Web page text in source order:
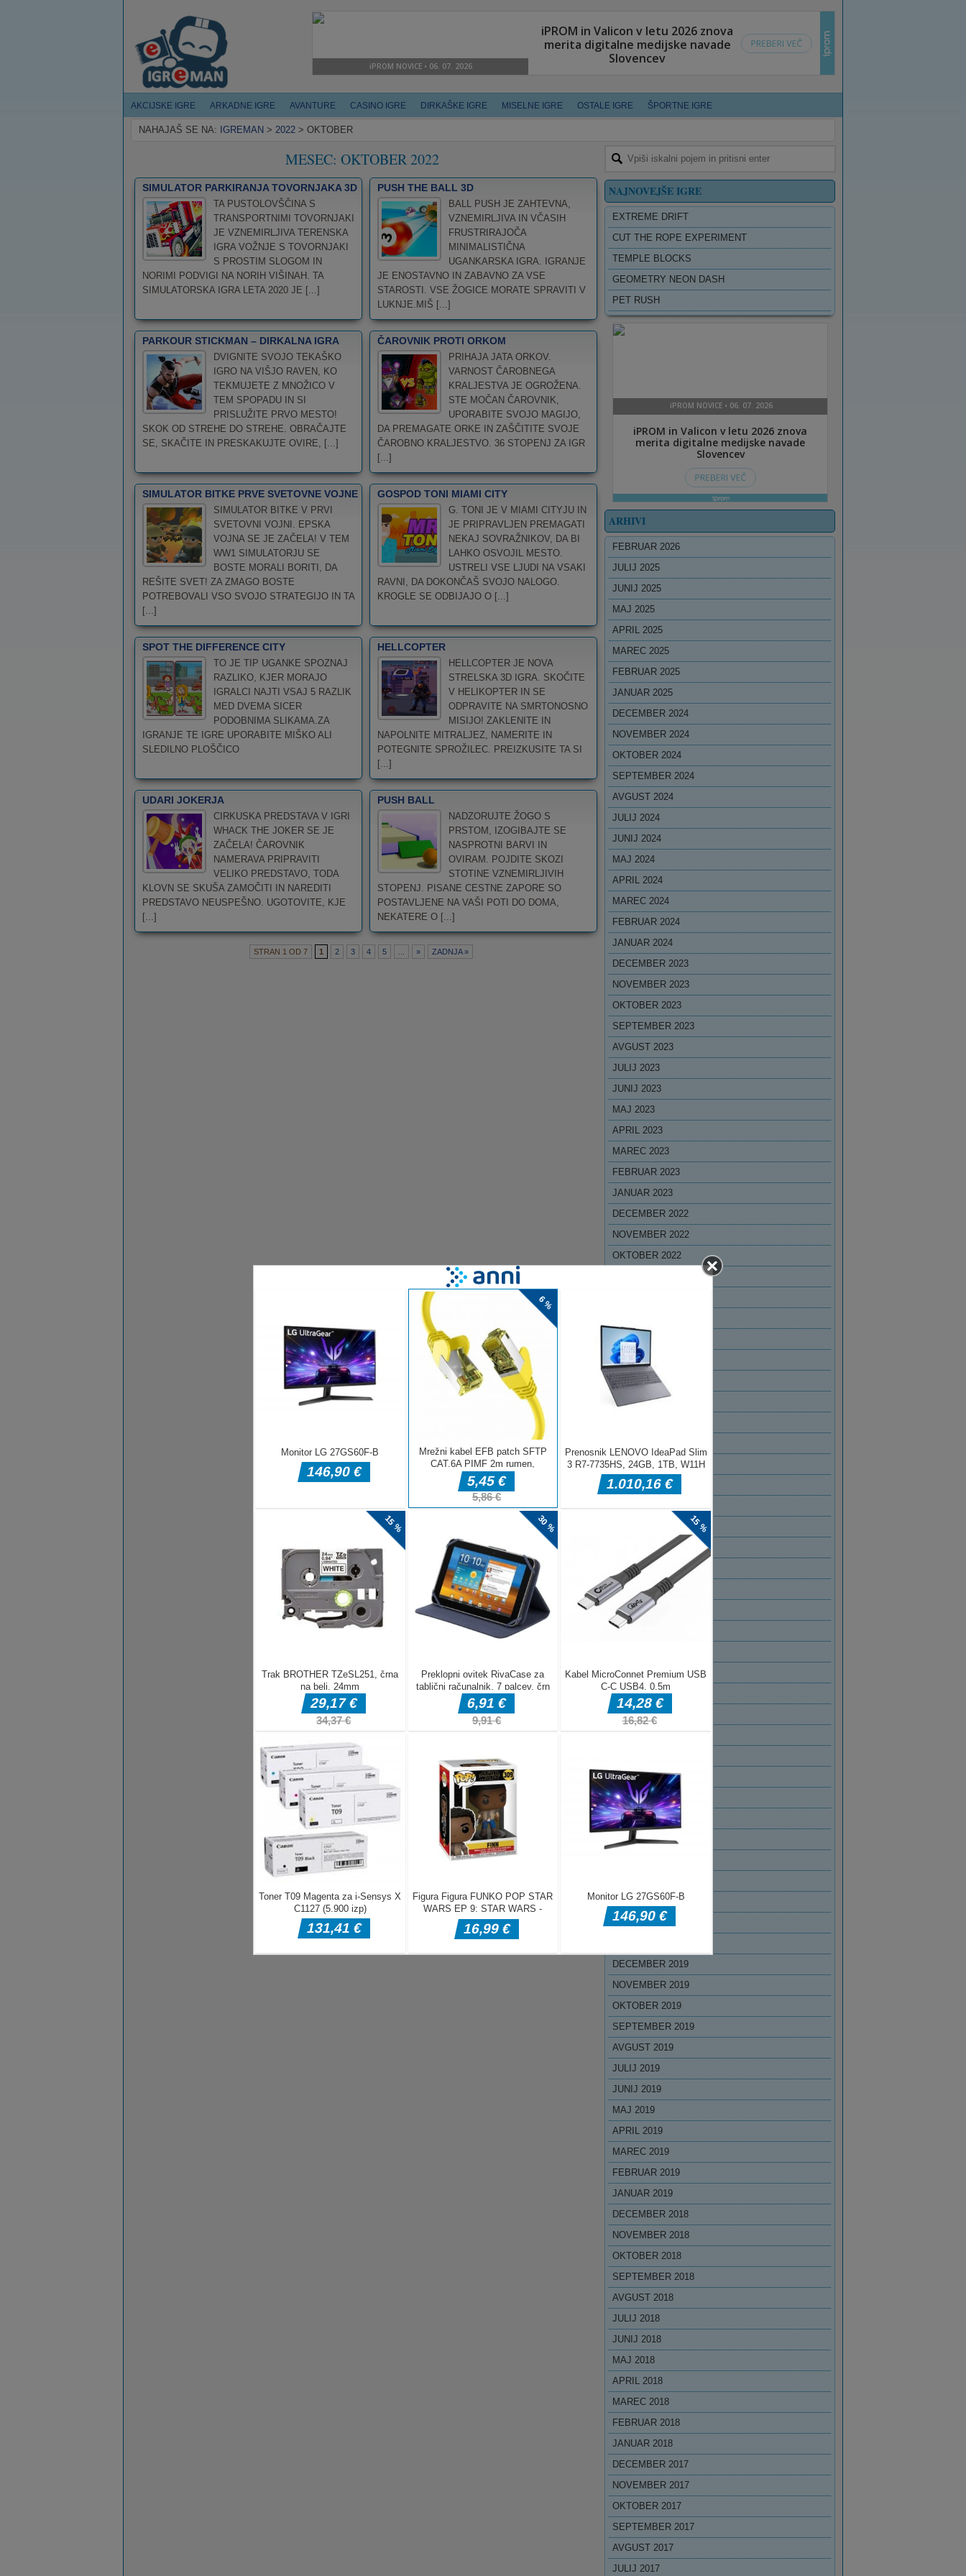
AKCIJSKE IGRE ARKADNE IGRE AVANTURE CASINO IGRE DIRKAŠKE IGRE MISELNE IGRE OSTALE IGRE ŠPORTNE IGRE
NAHAJAŠ SE NA: IGREMAN > 2022 > OKTOBER
MESEC: OKTOBER 2022
SIMULATOR PARKIRANJA TOVORNJAKA 3D
TA PUSTOLOVŠČINA S
TRANSPORTNIMI TOVORNJAKI
JE VZNEMIRLJIVA TERENSKA
IGRA VOŽNJE S TOVORNJAKI
S PROSTIM SLOGOM IN
NORIMI PODVIGI NA NORIH VIŠINAH. TA
SIMULATORSKA IGRA LETA 2020 JE [...]
PUSH THE BALL 3D
BALL PUSH JE ZAHTEVNA,
VZNEMIRLJIVA IN VČASIH
FRUSTRIRAJOČA
MINIMALISTIČNA
UGANKARSKA IGRA. IGRANJE
JE ENOSTAVNO IN ZABAVNO ZA VSE
STAROSTI. VSE ŽOGICE MORATE SPRAVITI V
LUKNJE.MIŠ [...]
PARKOUR STICKMAN – DIRKALNA IGRA
DVIGNITE SVOJO TEKAŠKO
IGRO NA VIŠJO RAVEN, KO
TEKMUJETE Z MNOŽICO V
TEM SPOPADU IN SI
PRISLUŽITE PRVO MESTO!
SKOK OD STREHE DO STREHE. OBRAČAJTE
SE, SKAČITE IN PRESKAKUJTE OVIRE, [...]
ČAROVNIK PROTI ORKOM
PRIHAJA JATA ORKOV.
VARNOST ČAROBNEGA
KRALJESTVA JE OGROŽENA.
STE MOČAN ČAROVNIK,
UPORABITE SVOJO MAGIJO,
DA PREMAGATE ORKE IN ZAŠČITITE SVOJE
ČAROBNO KRALJESTVO. 36 STOPENJ ZA IGR
[...]
SIMULATOR BITKE PRVE SVETOVNE VOJNE
SIMULATOR BITKE V PRVI
SVETOVNI VOJNI. EPSKA
VOJNA SE JE ZAČELA! V TEM
WW1 SIMULATORJU SE
BOSTE MORALI BORITI, DA
REŠITE SVET! ZA ZMAGO BOSTE
POTREBOVALI VSO SVOJO STRATEGIJO IN TA
[...]
GOSPOD TONI MIAMI CITY
G. TONI JE V MIAMI CITYJU IN
JE PRIPRAVLJEN PREMAGATI
NEKAJ SOVRAŽNIKOV, DA BI
LAHKO OSVOJIL MESTO.
USTRELI VSE LJUDI NA VSAKI
RAVNI, DA DOKONČAŠ SVOJO NALOGO.
KROGLE SE ODBIJAJO O [...]
SPOT THE DIFFERENCE CITY
TO JE TIP UGANKE SPOZNAJ
RAZLIKO, KJER MORAJO
IGRALCI NAJTI VSAJ 5 RAZLIK
MED DVEMA SICER
PODOBNIMA SLIKAMA.ZA
IGRANJE TE IGRE UPORABITE MIŠKO ALI
SLEDILNO PLOŠČICO
HELLCOPTER JE NOVA
STRELSKA 3D IGRA. SKOČITE
V HELIKOPTER IN SE
ODPRAVITE NA SMRTONOSNO
MISIJO! ZAKLENITE IN
NAPOLNITE MITRALJEZ, NAMERITE IN
POTEGNITE SPROŽILEC. PREIZKUSITE TA SI
[...]
UDARI JOKERJA
CIRKUSKA PREDSTAVA V IGRI
WHACK THE JOKER SE JE
ZAČELA! ČAROVNIK
NAMERAVA PRIPRAVITI
VELIKO PREDSTAVO, TODA
KLOVN SE SKUŠA ZAMOČITI IN NAREDITI
PREDSTAVO NEUSPEŠNO. UGOTOVITE, KJE
[...]
PUSH BALL
NADZORUJTE ŽOGO S
PRSTOM, IZOGIBAJTE SE
NASPROTNI BARVI IN
OVIRAM. POJDITE SKOZI
STOTINE VZNEMIRLJIVIH
STOPENJ. PISANE CESTNE ZAPORE SO
POSTAVLJENE NA VAŠI POTI DO DOMA,
NEKATERE O [...]
STRAN 1 OD 7 1 2 3 4 5 » ZADNJA »
NAJNOVEJŠE IGRE
EXTREME DRIFT
CUT THE ROPE EXPERIMENT
TEMPLE BLOCKS
GEOMETRY NEON DASH
PET RUSH
ARHIVI
FEBRUAR 2026
JULIJ 2025
JUNIJ 2025
MAJ 2025
APRIL 2025
MAREC 2025
FEBRUAR 2025
JANUAR 2025
DECEMBER 2024
NOVEMBER 2024
OKTOBER 2024
SEPTEMBER 2024
AVGUST 2024
JULIJ 2024
JUNIJ 2024
MAJ 2024
APRIL 2024
MAREC 2024
FEBRUAR 2024
JANUAR 2024
DECEMBER 2023
NOVEMBER 2023
OKTOBER 2023
SEPTEMBER 2023
AVGUST 2023
JULIJ 2023
JUNIJ 2023
MAJ 2023
APRIL 2023
MAREC 2023
FEBRUAR 2023
JANUAR 2023
DECEMBER 2022
NOVEMBER 2022
OKTOBER 2022
JUNIJ 2022
MAJ 2022
APRIL 2022
MAREC 2022
DECEMBER 2021
NOVEMBER 2021
OKTOBER 2021
SEPTEMBER 2021
AVGUST 2021
JULIJ 2021
JUNIJ 2021
MAJ 2021
APRIL 2021
FEBRUAR 2021
JANUAR 2021
DECEMBER 2020
NOVEMBER 2020
SEPTEMBER 2020
AVGUST 2020
JULIJ 2020
JUNIJ 2020
MAREC 2020
FEBRUAR 2020
DECEMBER 2019
NOVEMBER 2019
OKTOBER 2019
SEPTEMBER 2019
AVGUST 2019
JULIJ 2019
JUNIJ 2019
MAJ 2019
APRIL 2019
MAREC 2019
FEBRUAR 2019
JANUAR 2019
DECEMBER 2018
NOVEMBER 2018
OKTOBER 2018
SEPTEMBER 2018
AVGUST 2018
JULIJ 2018
JUNIJ 2018
MAJ 2018
APRIL 2018
MAREC 2018
FEBRUAR 2018
JANUAR 2018
DECEMBER 2017
NOVEMBER 2017
OKTOBER 2017
SEPTEMBER 2017
AVGUST 2017
JULIJ 2017